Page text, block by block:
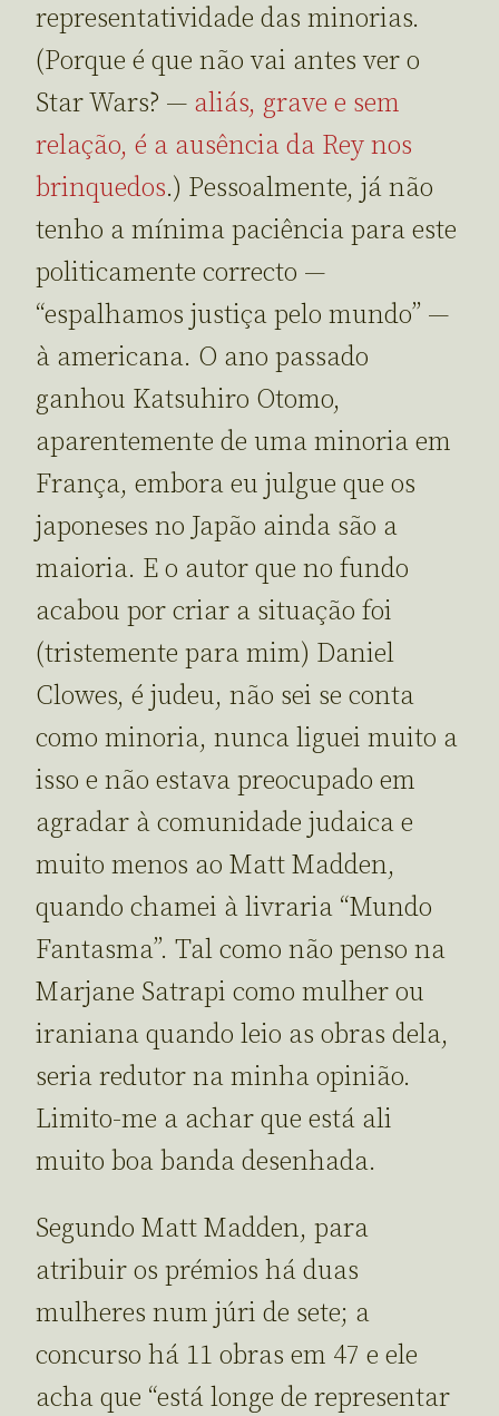
representatividade das minorias.
(Porque é que não vai antes ver o
Star Wars? — aliás, grave e sem
relação, é a ausência da Rey nos
brinquedos.) Pessoalmente, já não
tenho a mínima paciência para este
politicamente correcto —
“espalhamos justiça pelo mundo” —
à americana. O ano passado
ganhou Katsuhiro Otomo,
aparentemente de uma minoria em
França, embora eu julgue que os
japoneses no Japão ainda são a
maioria. E o autor que no fundo
acabou por criar a situação foi
(tristemente para mim) Daniel
Clowes, é judeu, não sei se conta
como minoria, nunca liguei muito a
isso e não estava preocupado em
agradar à comunidade judaica e
muito menos ao Matt Madden,
quando chamei à livraria “Mundo
Fantasma”. Tal como não penso na
Marjane Satrapi como mulher ou
iraniana quando leio as obras dela,
seria redutor na minha opinião.
Limito-me a achar que está ali
muito boa banda desenhada.
Segundo Matt Madden, para
atribuir os prémios há duas
mulheres num júri de sete; a
concurso há 11 obras em 47 e ele
acha que “está longe de representar